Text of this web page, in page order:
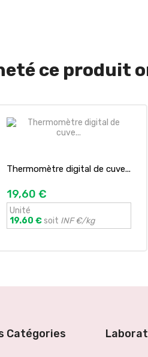
ce produit
Thermomètre digital de cuve...
19,60 €
Unité
19.60 €soit INF €/kg
Catégories